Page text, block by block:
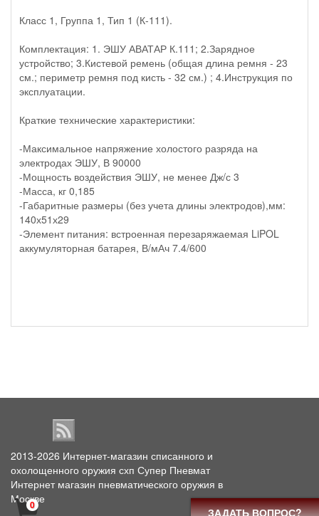
0
Класс 1, Группа 1, Тип 1 (К-111).
Комплектация: 1. ЭШУ АВАТАР К.111; 2.Зарядное
устройство; 3.Кистевой ремень (общая длина ремня - 23
см.; периметр ремня под кисть - 32 см.) ; 4.Инструкция по
эксплуатации.
Краткие технические характеристики:
-Максимальное напряжение холостого разряда на
электродах ЭШУ, В 90000
-Мощность воздействия ЭШУ, не менее Дж/с 3
-Масса, кг 0,185
-Габаритные размеры (без учета длины электродов),мм:
140х51х29
-Элемент питания: встроенная перезаряжаемая LiPOL
аккумуляторная батарея, В/мАч 7.4/600
2013-2026 Интернет-магазин списанного и
охолощенного оружия схп Супер Пневмат
Интернет магазин пневматического оружия в
Москве
ЗАДАТЬ ВОПРОС?